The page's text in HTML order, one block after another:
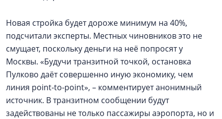
Новая стройка будет дороже минимум на 40%,
подсчитали эксперты. Местных чиновников это не
смущает, поскольку деньги на неё попросят у
Москвы. «Будучи транзитной точкой, остановка
Пулково даёт совершенно иную экономику, чем
линия point-to-point», – комментирует анонимный
источник. В транзитном сообщении будут
задействованы не только пассажиры аэропорта, но и